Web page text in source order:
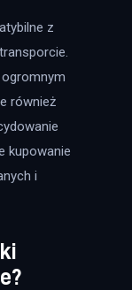
z
również
kupowanie
i